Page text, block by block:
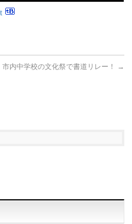
市内中学校の文化祭で書道リレー！ →